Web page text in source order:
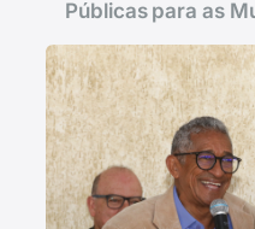
Públicas para as